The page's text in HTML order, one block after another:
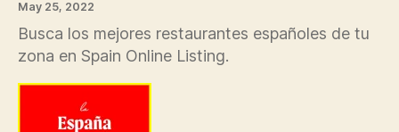
May 25, 2022
Busca los mejores restaurantes españoles de tu
zona en Spain Online Listing.